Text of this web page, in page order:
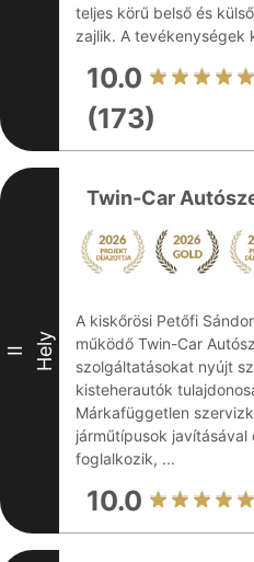
teljes körű belső és
zajlik. A tevékenységek
10.0
(173)
II Hely
Twin-Car
A kiskőrösi Petőfi
működő Twin-Car
szolgáltatásokat nyújt
kisteherautók
Márkafüggetlen
járműtípusok
foglalkozik, ...
10.0